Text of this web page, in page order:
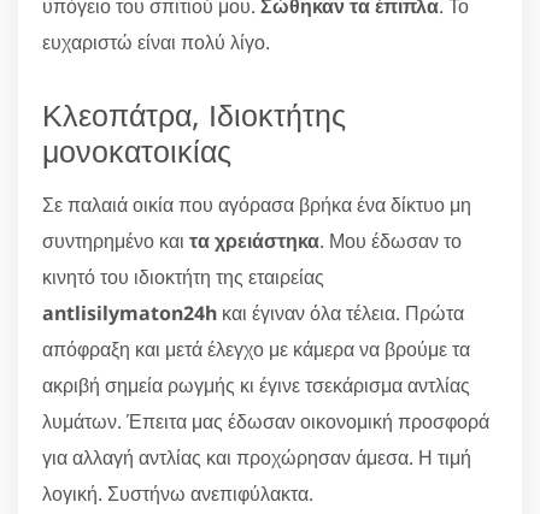
υπόγειο του σπιτιού μου. Σώθηκαν τα έπιπλα. Το
ευχαριστώ είναι πολύ λίγο.
Κλεοπάτρα, Ιδιοκτήτης
μονοκατοικίας
Σε παλαιά οικία που αγόρασα βρήκα ένα δίκτυο μη
συντηρημένο και τα χρειάστηκα. Μου έδωσαν το
κινητό του ιδιοκτήτη της εταιρείας
antlisilymaton24h και έγιναν όλα τέλεια. Πρώτα
απόφραξη και μετά έλεγχο με κάμερα να βρούμε τα
ακριβή σημεία ρωγμής κι έγινε τσεκάρισμα αντλίας
λυμάτων. Έπειτα μας έδωσαν οικονομική προσφορά
για αλλαγή αντλίας και προχώρησαν άμεσα. Η τιμή
λογική. Συστήνω ανεπιφύλακτα.